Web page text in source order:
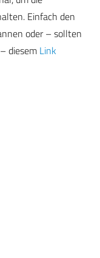
Einfach den
oder – sollten
diesem Link